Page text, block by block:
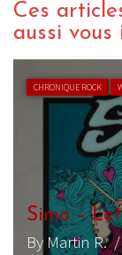
Ces
aussi vous
CHRONIQUE ROCK
Simo –
By Martin R./